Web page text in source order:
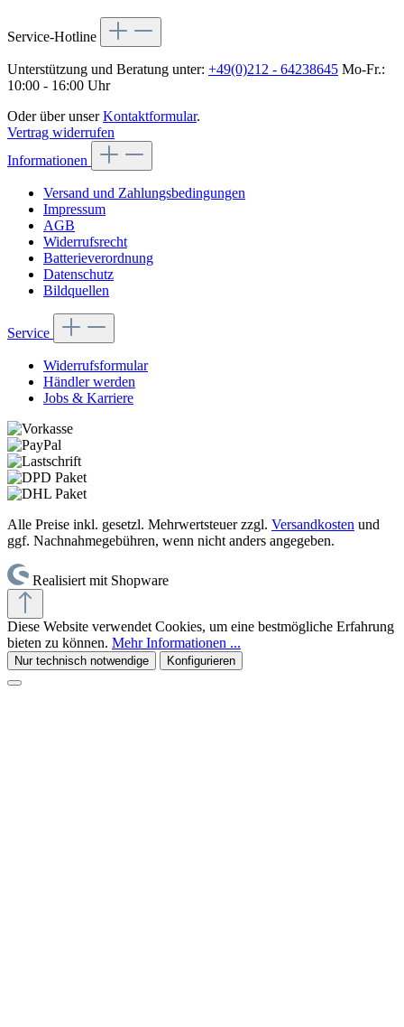
Service-Hotline
Unterstützung und Beratung unter: +49(0)212 - 64238645 Mo-Fr.:
10:00 - 16:00 Uhr
Oder über unserKontaktformular.
Vertrag widerrufen
Informationen
Versand und Zahlungsbedingungen
Impressum
AGB
Widerrufsrecht
Batterieverordnung
Datenschutz
Bildquellen
Service
Widerrufsformular
Händler werden
Jobs & Karriere
Alle Preise inkl. gesetzl. Mehrwertsteuer zzgl. Versandkosten und
ggf. Nachnahmegebühren, wenn nicht anders angegeben.
Realisiert mit Shopware
Diese Website verwendet Cookies, um eine bestmögliche Erfahrung
bieten zu können. Mehr Informationen ...
Nur technisch notwendige Konfigurieren